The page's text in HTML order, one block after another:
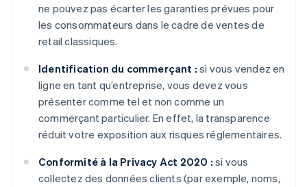
ne pouvez pas écarter les garanties prévues pour
les consommateurs dans le cadre de ventes de
retail classiques.
Identification du commerçant : si vous vendez en
ligne en tant qu’entreprise, vous devez vous
présenter comme tel et non comme un
commerçant particulier. En effet, la transparence
réduit votre exposition aux risques réglementaires.
Conformité à la Privacy Act 2020 : si vous
collectez des données clients (par exemple, noms,